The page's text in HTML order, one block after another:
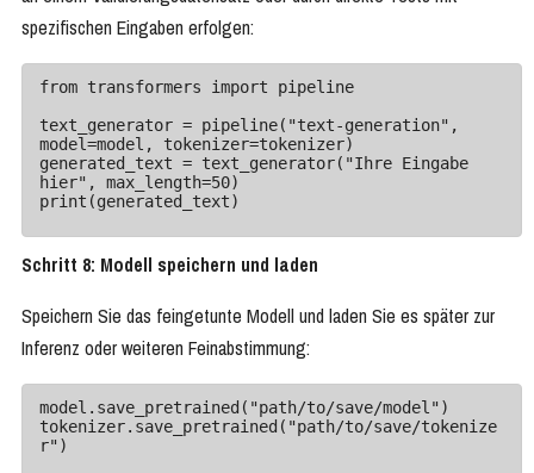
spezifischen Eingaben erfolgen:
from transformers import pipeline
text_generator = pipeline("text-generation",
model=model, tokenizer=tokenizer)
generated_text = text_generator("Ihre Eingabe
hier", max_length=50)
print(generated_text)
Schritt 8: Modell speichern und laden
Speichern Sie das feingetunte Modell und laden Sie es später zur
Inferenz oder weiteren Feinabstimmung:
model.save_pretrained("path/to/save/model")
tokenizer.save_pretrained("path/to/save/tokenize
r")